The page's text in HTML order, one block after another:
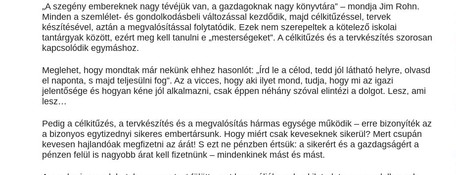
„A szegény embereknek nagy tévéjük van, a gazdagoknak nagy könyvtára” – mondja Jim Rohn.
Minden a szemlélet- és gondolkodásbeli változással kezdődik, majd célkitűzéssel, tervek
készítésével, aztán a megvalósítással folytatódik. Ezek nem szerepeltek a kötelező iskolai
tantárgyak között, ezért meg kell tanulni e „mesterségeket”. A célkitűzés és a tervkészítés szorosan
kapcsolódik egymáshoz.
Meglehet, hogy mondtak már nekünk ehhez hasonlót: „Írd le a célod, tedd jól látható helyre, olvasd
el naponta, s majd teljesülni fog”. Az a vicces, hogy aki ilyet mond, tudja, hogy mi az igazi
jelentősége és hogyan kéne jól alkalmazni, csak éppen néhány szóval elintézi a dolgot. Lesz, ami
lesz…
Pedig a célkitűzés, a tervkészítés és a megvalósítás hármas egysége működik – erre bizonyíték az
a bizonyos egytizednyi sikeres embertársunk. Hogy miért csak keveseknek sikerül? Mert csupán
kevesen hajlandóak megfizetni az árát! S ezt ne pénzben értsük: a sikerért és a gazdagságért a
pénzen felül is nagyobb árat kell fizetnünk – mindenkinek mást és mást.